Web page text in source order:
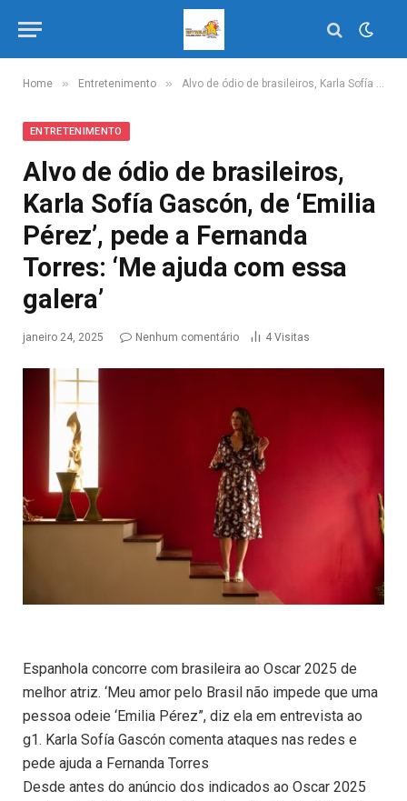
Home » Entretenimento » Alvo de ódio de brasileiros, Karla Sofía Gascón, de ‘Emilia Pérez’, pede a Fernanda Torres: ‘Me ajuda com essa galera’
ENTRETENIMENTO
Alvo de ódio de brasileiros,
Karla Sofía Gascón, de ‘Emilia
Pérez’, pede a Fernanda
Torres: ‘Me ajuda com essa
galera’
janeiro 24, 2025 Nenhum comentário 4 Visitas
Espanhola concorre com brasileira ao Oscar 2025 de
melhor atriz. ‘Meu amor pelo Brasil não impede que uma
pessoa odeie ‘Emilia Pérez”, diz ela em entrevista ao
g1. Karla Sofía Gascón comenta ataques nas redes e
pede ajuda a Fernanda Torres
Desde antes do anúncio dos indicados ao Oscar 2025